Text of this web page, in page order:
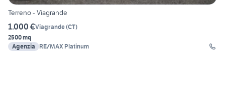
Terreno - Viagrande
1.000 €Viagrande(CT)
2500 mq
Agenzia
RE/MAX Platinum